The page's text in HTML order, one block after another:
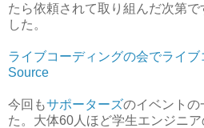
たら依頼されて取り組んだ次第
した。
ライブコーディングの会でライブ
Source
今回もサポーターズのイベントの
た。大体60人ほど学生エンジニ